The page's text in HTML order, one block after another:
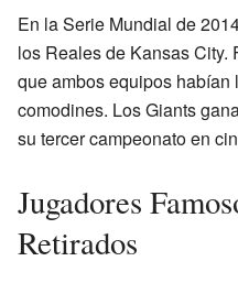
En la Serie Mundial de
los Reales de Kansas City.
que ambos equipos
comodines. Los Giants
su tercer campeonato en
Jugadores
Retirados